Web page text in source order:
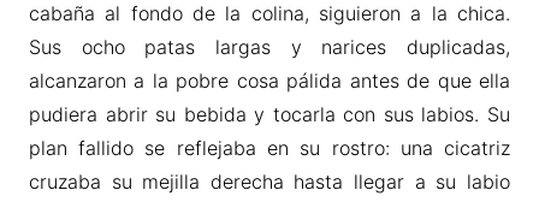
cabaña al fondo de la colina, siguieron a la chica.
Sus ocho patas largas y narices duplicadas,
alcanzaron a la pobre cosa pálida antes de que ella
pudiera abrir su bebida y tocarla con sus labios. Su
plan fallido se reflejaba en su rostro: una cicatriz
cruzaba su mejilla derecha hasta llegar a su labio